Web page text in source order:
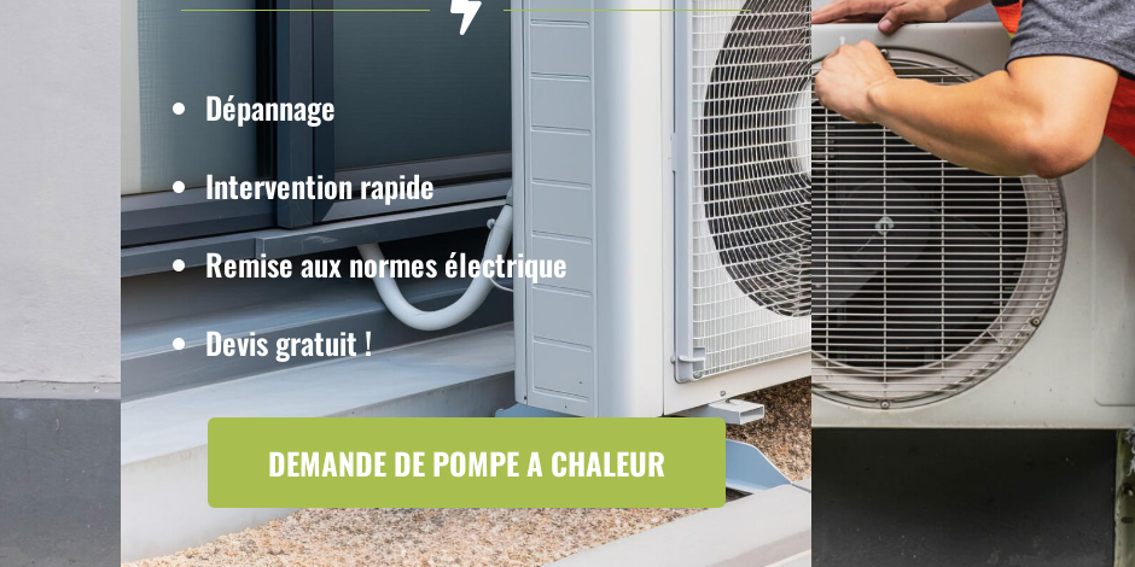
Dépannage
Intervention rapide
Remise aux normes électrique
Devis gratuit !
DEMANDE DE POMPE A CHALEUR